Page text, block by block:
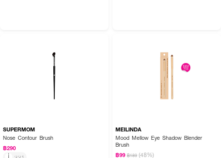
SUPERMOM
Nose Contour Brush
฿290
MEILINDA
Mood Mellow Eye Shadow Blender
Brush
฿99 ฿189 (48%)